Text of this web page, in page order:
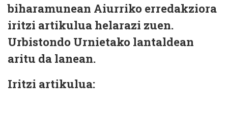
biharamunean Aiurriko erredakziora
iritzi artikulua helarazi zuen.
Urbistondo Urnietako lantaldean
aritu da lanean.
Iritzi artikulua: